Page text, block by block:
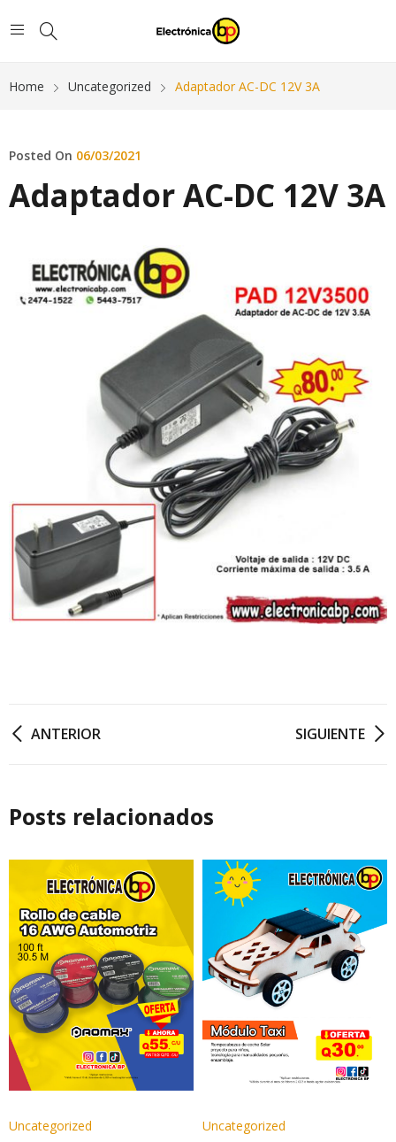
Home Uncategorized Adaptador AC-DC 12V 3A
Posted On 06/03/2021
Adaptador AC-DC 12V 3A
ANTERIOR SIGUIENTE
Posts relacionados
Uncategorized Uncategorized